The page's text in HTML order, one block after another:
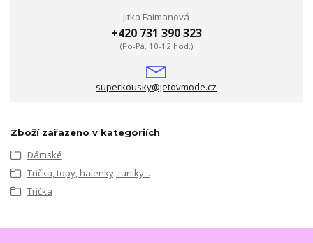
Jitka Faimanová
+420 731 390 323
(Po-Pá, 10-12 hod.)
superkousky@jetovmode.cz
Zboží zařazeno v kategoriích
Dámské
Trička, topy, halenky, tuniky...
Trička